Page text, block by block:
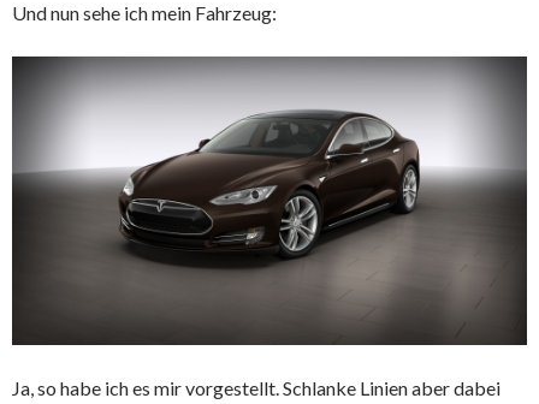
Und nun sehe ich mein Fahrzeug:
Ja, so habe ich es mir vorgestellt. Schlanke Linien aber dabei